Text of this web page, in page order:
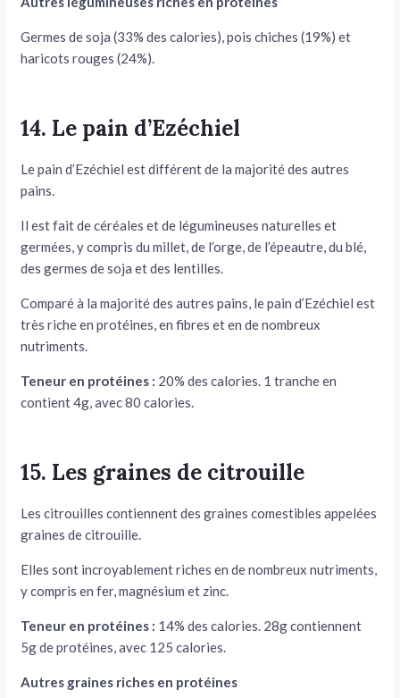
Germes de soja (33% des calories), pois chiches (19%) et
haricots rouges (24%).
14. Le pain d’Ezéchiel
Le pain d’Ezéchiel est différent de la majorité des autres
pains.
Il est fait de céréales et de légumineuses naturelles et
germées, y compris du millet, de l’orge, de l’épeautre, du blé,
des germes de soja et des lentilles.
Comparé à la majorité des autres pains, le pain d’Ezéchiel est
très riche en protéines, en fibres et en de nombreux
nutriments.
Teneur en protéines : 20% des calories. 1 tranche en
contient 4g, avec 80 calories.
15. Les graines de citrouille
Les citrouilles contiennent des graines comestibles appelées
graines de citrouille.
Elles sont incroyablement riches en de nombreux nutriments,
y compris en fer, magnésium et zinc.
Teneur en protéines : 14% des calories. 28g contiennent
5g de protéines, avec 125 calories.
Autres graines riches en protéines